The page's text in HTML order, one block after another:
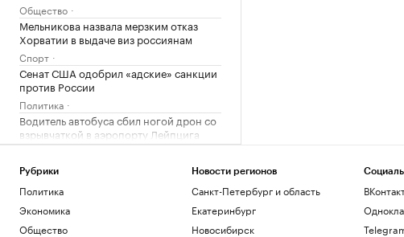
Общество
Мельникова назвала мерзким отказ
Хорватии в выдаче виз россиянам
Спорт
Сенат США одобрил «адские» санкции
против России
Политика
Водитель автобуса сбил ногой дрон со
взрывчаткой в аэропорту Лейпцига
В Аргентине массажист рассказал о
последних днях Диего Марадоны
Спорт
Литовец на автомобиле протаранил
заграждения, пытаясь попасть в
Рубрики
Политика
Экономика
Общество
Новости регионов
Санкт-Петербург и область
Екатеринбург
Новосибирск